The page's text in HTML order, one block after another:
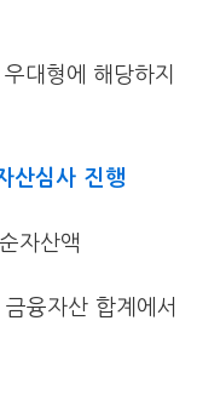
대형에 해당하지
산심사 진행
자산액
융자산 합계에서